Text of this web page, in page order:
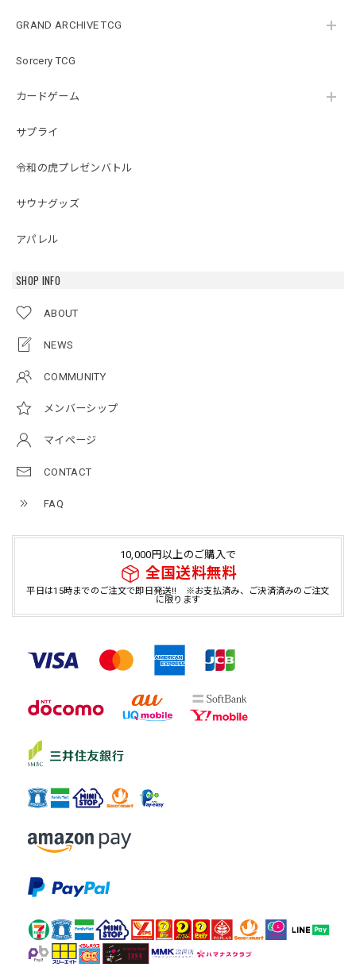
GRAND ARCHIVE TCG
Sorcery TCG
カードゲーム
サプライ
令和の虎プレゼンバトル
サウナグッズ
アパレル
SHOP INFO
ABOUT
NEWS
COMMUNITY
メンバーシップ
マイページ
CONTACT
FAQ
10,000円以上のご購入で
全国送料無料
平日は15時までのご注文で即日発送!! ※お支払済み、ご決済済みのご注文
に限ります